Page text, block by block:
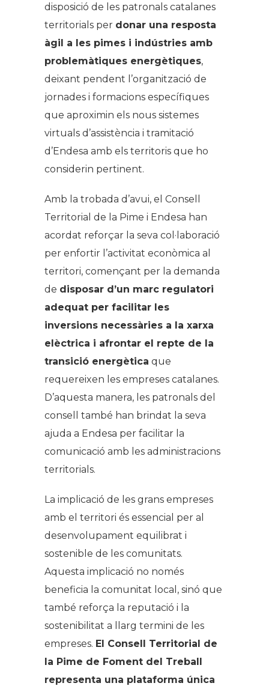
disposició de les patronals catalanes
territorials per donar una resposta
àgil a les pimes i indústries amb
problemàtiques energètiques,
deixant pendent l’organització de
jornades i formacions específiques
que aproximin els nous sistemes
virtuals d’assistència i tramitació
d’Endesa amb els territoris que ho
considerin pertinent.
Amb la trobada d’avui, el Consell
Territorial de la Pime i Endesa han
acordat reforçar la seva col·laboració
per enfortir l’activitat econòmica al
territori, començant per la demanda
de disposar d’un marc regulatori
adequat per facilitar les
inversions necessàries a la xarxa
elèctrica i afrontar el repte de la
transició energètica que
requereixen les empreses catalanes.
D’aquesta manera, les patronals del
consell també han brindat la seva
ajuda a Endesa per facilitar la
comunicació amb les administracions
territorials.
La implicació de les grans empreses
amb el territori és essencial per al
desenvolupament equilibrat i
sostenible de les comunitats.
Aquesta implicació no només
beneficia la comunitat local, sinó que
també reforça la reputació i la
sostenibilitat a llarg termini de les
empreses. El Consell Territorial de
la Pime de Foment del Treball
representa una plataforma única